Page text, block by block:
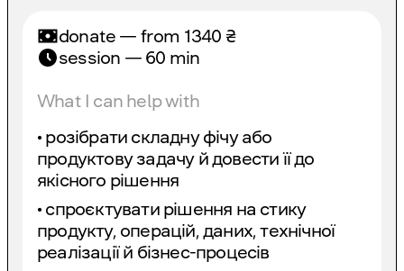
donate — from 1340 ₴
session — 60 min
What I can help with
• розібрати складну фічу або
продуктову задачу й довести її до
якісного рішення
• спроєктувати рішення на стику
продукту, операцій, даних, технічної
реалізації й бізнес-процесів